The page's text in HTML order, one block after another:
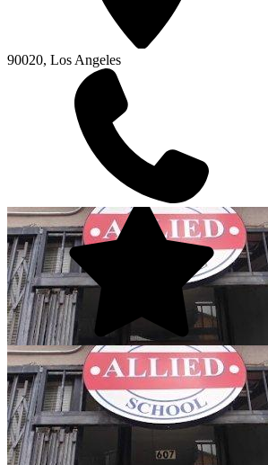
90020, Los Angeles